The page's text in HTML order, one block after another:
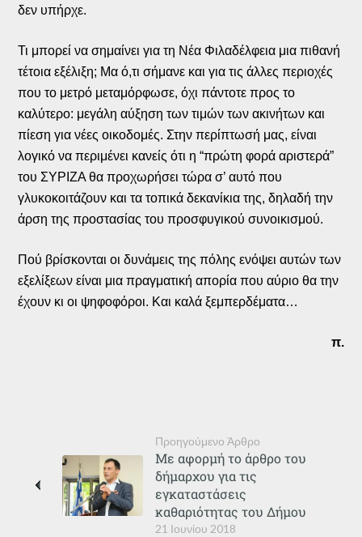
δεν υπήρχε.
Τι μπορεί να σημαίνει για τη Νέα Φιλαδέλφεια μια πιθανή
τέτοια εξέλιξη; Μα ό,τι σήμανε και για τις άλλες περιοχές
που το μετρό μεταμόρφωσε, όχι πάντοτε προς το
καλύτερο: μεγάλη αύξηση των τιμών των ακινήτων και
πίεση για νέες οικοδομές. Στην περίπτωσή μας, είναι
λογικό να περιμένει κανείς ότι η “πρώτη φορά αριστερά”
του ΣΥΡΙΖΑ θα προχωρήσει τώρα σ’ αυτό που
γλυκοκοιτάζουν και τα τοπικά δεκανίκια της, δηλαδή την
άρση της προστασίας του προσφυγικού συνοικισμού.
Πού βρίσκονται οι δυνάμεις της πόλης ενόψει αυτών των
εξελίξεων είναι μια πραγματική απορία που αύριο θα την
έχουν κι οι ψηφοφόροι. Και καλά ξεμπερδέματα…
π.
Προηγούμενο Άρθρο
21 Ιουνίου 2018
Με αφορμή το άρθρο του
δήμαρχου για τις
εγκαταστάσεις
καθαριότητας του Δήμου